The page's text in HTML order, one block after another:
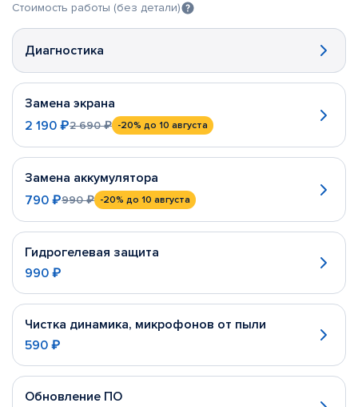
Стоимость работы (без детали)
Диагностика
Замена экрана
2 190 ₽2 690 ₽ -20% до 10 августа
Замена аккумулятора
790 ₽990 ₽ -20% до 10 августа
Гидрогелевая защита
990 ₽
Чистка динамика, микрофонов от пыли
590 ₽
Обновление ПО